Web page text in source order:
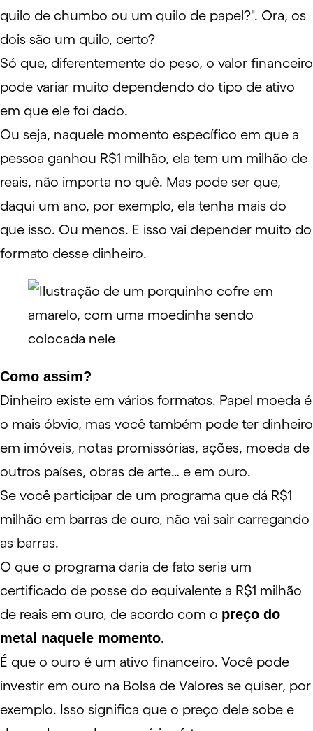
quilo de chumbo ou um quilo de papel?". Ora, os
dois são um quilo, certo?
Só que, diferentemente do peso, o valor financeiro
pode variar muito dependendo do tipo de ativo
em que ele foi dado.
Ou seja, naquele momento específico em que a
pessoa ganhou R$1 milhão, ela tem um milhão de
reais, não importa no quê. Mas pode ser que,
daqui um ano, por exemplo, ela tenha mais do
que isso. Ou menos. E isso vai depender muito do
formato desse dinheiro.
Como assim?
Dinheiro existe em vários formatos. Papel moeda é
o mais óbvio, mas você também pode ter dinheiro
em imóveis, notas promissórias, ações, moeda de
outros países, obras de arte… e em ouro.
Se você participar de um programa que dá R$1
milhão em barras de ouro, não vai sair carregando
as barras.
O que o programa daria de fato seria um
certificado de posse do equivalente a R$1 milhão
de reais em ouro, de acordo com o preço do
metal naquele momento.
É que o ouro é um ativo financeiro. Você pode
investir em ouro na Bolsa de Valores se quiser, por
exemplo. Isso significa que o preço dele sobe e